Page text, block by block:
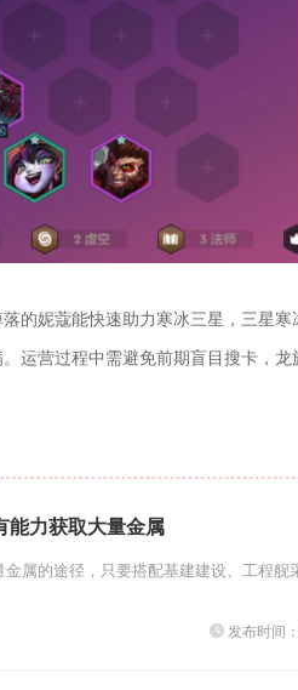
的妮蔻能快速助力寒冰三星，三星寒
运营过程中需避免前期盲目搜卡，龙
能力获取大量金属
发布时间